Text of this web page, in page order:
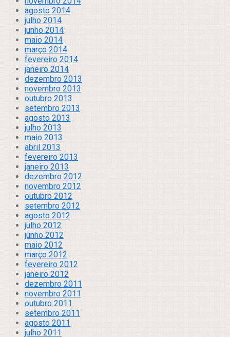
agosto 2014
julho 2014
junho 2014
maio 2014
março 2014
fevereiro 2014
janeiro 2014
dezembro 2013
novembro 2013
outubro 2013
setembro 2013
agosto 2013
julho 2013
maio 2013
abril 2013
fevereiro 2013
janeiro 2013
dezembro 2012
novembro 2012
outubro 2012
setembro 2012
agosto 2012
julho 2012
junho 2012
maio 2012
março 2012
fevereiro 2012
janeiro 2012
dezembro 2011
novembro 2011
outubro 2011
setembro 2011
agosto 2011
julho 2011